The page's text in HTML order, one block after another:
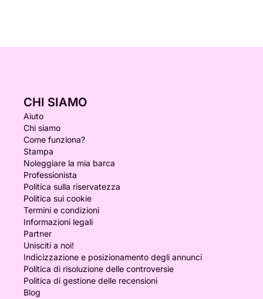
CHI SIAMO
Aiuto
Chi siamo
Come funziona?
Stampa
Noleggiare la mia barca
Professionista
Politica sulla riservatezza
Politica sui cookie
Termini e condizioni
Informazioni legali
Partner
Unisciti a noi!
Indicizzazione e posizionamento degli annunci
Politica di risoluzione delle controversie
Politica di gestione delle recensioni
Blog